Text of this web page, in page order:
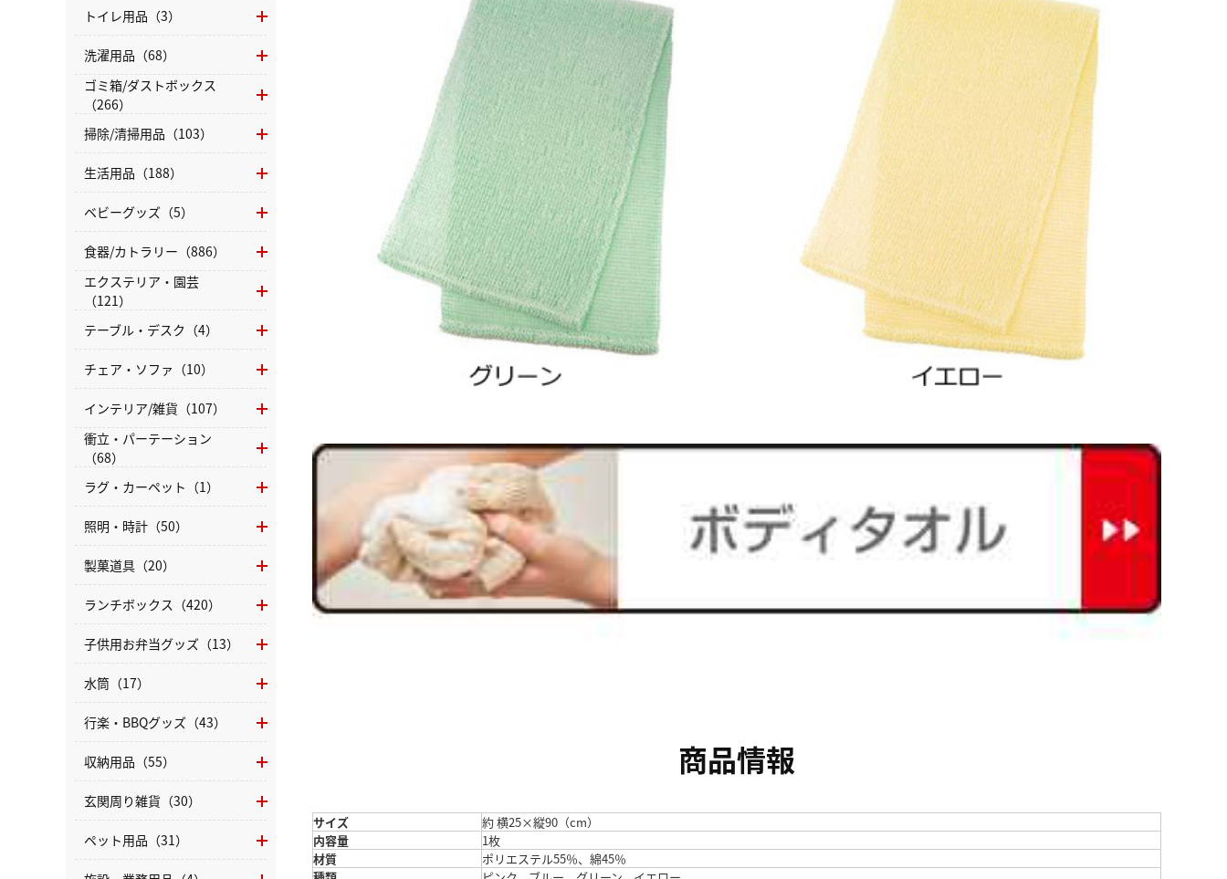
商品情報
サイズ
約 横25×縦90（cm）
内容量
1枚
材質
ポリエステル55％、綿45％
トイレ用品（3）
洗濯用品（68）
ゴミ箱/ダストボックス
（266）
掃除/清掃用品（103）
生活用品（188）
ベビーグッズ（5）
食器/カトラリー（886）
エクステリア・園芸
（121）
テーブル・デスク（4）
チェア・ソファ（10）
インテリア/雑貨（107）
衝立・パーテーション
（68）
ラグ・カーペット（1）
照明・時計（50）
製菓道具（20）
ランチボックス（420）
子供用お弁当グッズ（13）
水筒（17）
行楽・BBQグッズ（43）
収納用品（55）
玄関周り雑貨（30）
ペット用品（31）